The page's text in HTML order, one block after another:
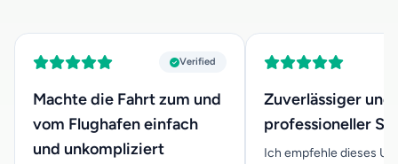
Verified
Machte die Fahrt zum und
vom Flughafen einfach
und unkompliziert
Zuverlässiger und
professioneller
Ich empfehle dieses